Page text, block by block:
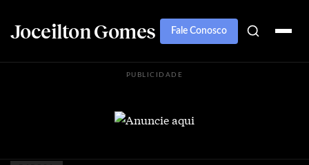
Joceilton Gomes Fale Conosco
PUBLICIDADE